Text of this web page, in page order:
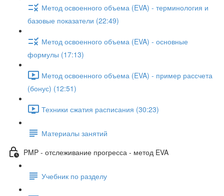
Метод освоенного объема (EVA) - терминология и
базовые показатели (22:49)
Метод освоенного объема (EVA) - основные
формулы (17:13)
Метод освоенного объема (EVA) - пример рассчета
(бонус) (12:51)
Техники сжатия расписания (30:23)
Материалы занятий
PMP - отслеживание прогресса - метод EVA
Учебник по разделу